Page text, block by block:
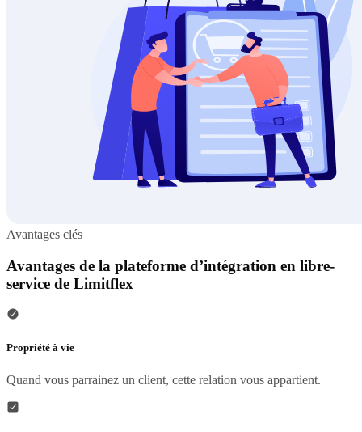
Avantages clés
Avantages de la plateforme d’intégration en libre-
service de Limitflex
Propriété à vie
Quand vous parrainez un client, cette relation vous appartient.